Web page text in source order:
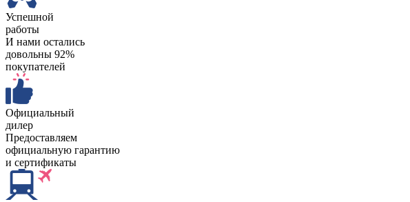
Успешной
работы
И нами остались
довольны 92%
покупателей
Официальный
дилер
Предоставляем
официальную гарантию
и сертификаты